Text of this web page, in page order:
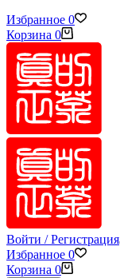
Избранное 0
Корзина 0
Войти / Регистрация
Избранное 0
Корзина 0